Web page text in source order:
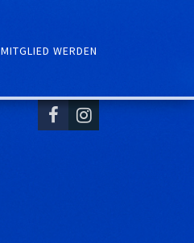
MITGLIED WERDEN